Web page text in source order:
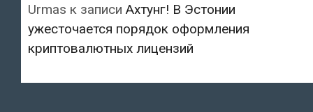
Urmas к записи Ахтунг! В Эстонии
ужесточается порядок оформления
криптовалютных лицензий